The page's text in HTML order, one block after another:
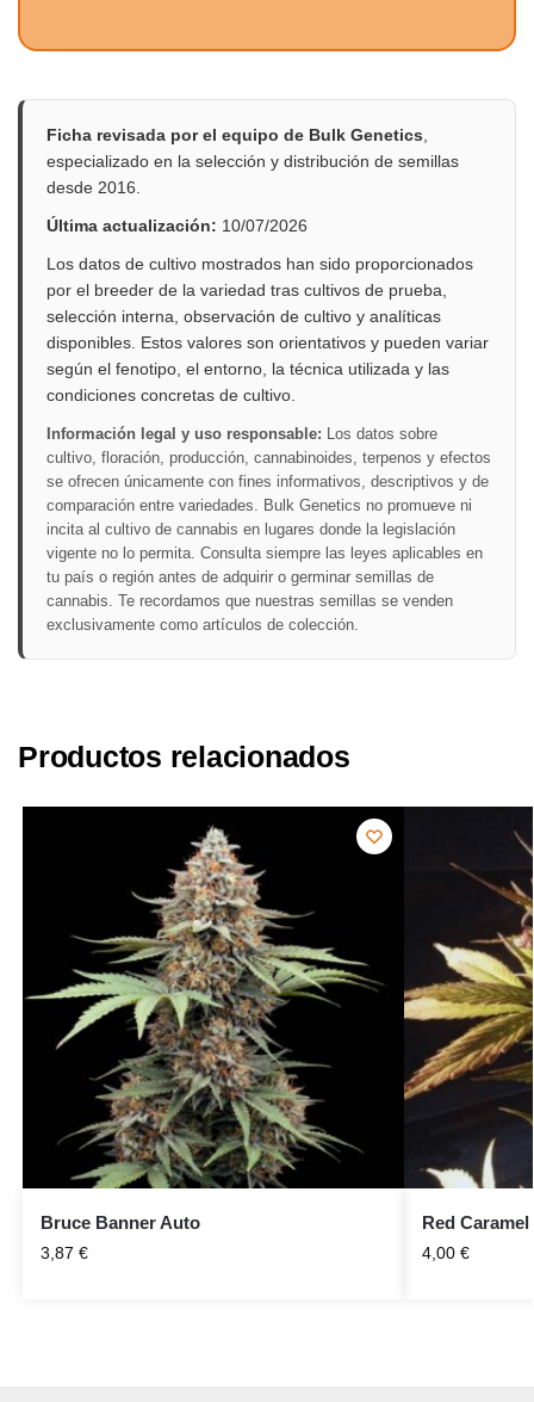
Ficha revisada por el equipo de Bulk Genetics
especializado en la selección y distribución de semillas
desde 2016.
Última actualización: 10/07/2026
Los datos de cultivo mostrados han sido proporcionados
por el breeder de la variedad tras cultivos de prueba,
selección interna, observación de cultivo y analíticas
disponibles. Estos valores son orientativos y pueden variar
según el fenotipo, el entorno, la técnica utilizada y las
condiciones concretas de cultivo.
Información legal y uso responsable: Los datos sobre
cultivo, floración, producción, cannabinoides, terpenos y efectos
se ofrecen únicamente con fines informativos, descriptivos y de
comparación entre variedades. Bulk Genetics no promueve ni
incita al cultivo de cannabis en lugares donde la legislación
vigente no lo permita. Consulta siempre las leyes aplicables en
tu país o región antes de adquirir o germinar semillas de
cannabis. Te recordamos que nuestras semillas se venden
exclusivamente como artículos de colección.
Productos relacionados
Bruce Banner Auto
3,87 €
Red
4,00 €